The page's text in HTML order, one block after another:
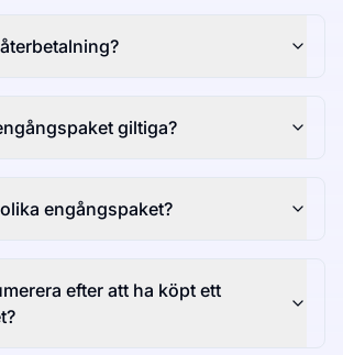
giltiga?
engångspaket?
efter att ha köpt ett